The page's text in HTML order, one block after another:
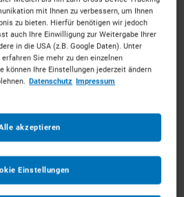
mit Ihnen zu verbessern, um Ihnen
zu bieten. Hierfür benötigen wir jedoch
auch Ihre Einwilligung zur Weitergabe Ihrer
in die USA (z.B. Google Daten). Unter
Sie mehr zu den einzelnen
können Ihre Einstellungen jederzeit ändern
Datenschutz Impressum
akzeptieren
Einstellungen